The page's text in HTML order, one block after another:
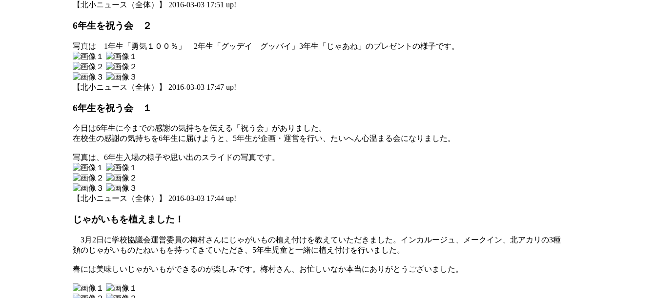
【北小ニュース（全体）】 2016-03-03 17:51 up!
6年生を祝う会 ２
写真は 1年生「勇気１００％」 2年生「グッデイ グッバイ」3年生「じゃあね」のプレゼントの様子です。
【北小ニュース（全体）】 2016-03-03 17:47 up!
6年生を祝う会 １
今日は6年生に今までの感謝の気持ちを伝える「祝う会」がありました。
在校生の感謝の気持ちを6年生に届けようと、5年生が企画・運営を行い、たいへん心温まる会になりました。
写真は、6年生入場の様子や思い出のスライドの写真です。
【北小ニュース（全体）】 2016-03-03 17:44 up!
じゃがいもを植えました！
3月2日に学校協議会運営委員の梅村さんにじゃがいもの植え付けを教えていただきました。インカルージュ、メークイン、北アカリの3種
類のじゃがいものたねいもを持ってきていただき、5年生児童と一緒に植え付けを行いました。
春には美味しいじゃがいもができるのが楽しみです。梅村さん、お忙しいなか本当にありがとうございました。